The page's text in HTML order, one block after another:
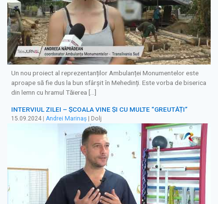
Un nou proiect al reprezentanților Ambulanței Monumentelor este
aproape să fie dus la bun sfârșit în Mehedinți. Este vorba de biserica
din lemn cu hramul Tăierea […]
INTERVIUL ZILEI – ȘCOALA VINE ŞI CU MULTE “GREUTĂȚI”
15.09.2024 | Andrei Marinaș | Dolj